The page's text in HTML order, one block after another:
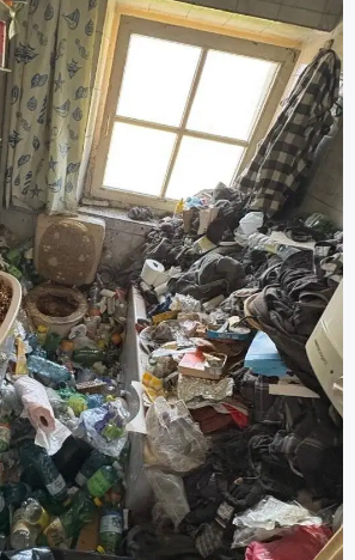
Grundreinigung).